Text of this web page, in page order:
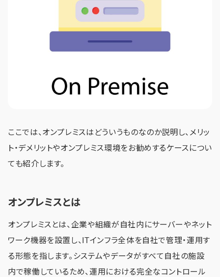
ここでは、オンプレミスはどういうものなのか説明し、メリッ
ト・デメリットやオンプレミス環境をお勧めするケースについ
ても紹介します。
オンプレミスとは
オンプレミスとは、企業や組織が自社内にサーバーやネット
ワーク機器を設置し、ITインフラ全体を自社で管理・運用す
る形態を指します。システムやデータがすべて自社の施設
内で稼働しているため、運用における完全なコントロール